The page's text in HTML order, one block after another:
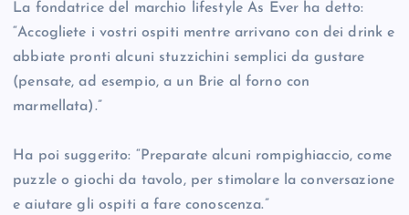
La fondatrice del marchio lifestyle As Ever ha detto:
“Accogliete i vostri ospiti mentre arrivano con dei drink e
abbiate pronti alcuni stuzzichini semplici da gustare
(pensate, ad esempio, a un Brie al forno con
marmellata).”
Ha poi suggerito: “Preparate alcuni rompighiaccio, come
puzzle o giochi da tavolo, per stimolare la conversazione
e aiutare gli ospiti a fare conoscenza.”